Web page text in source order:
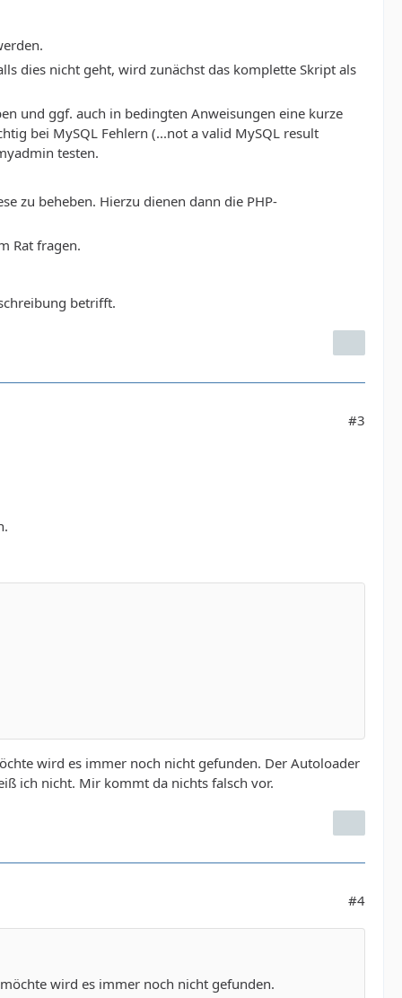
dies nicht geht, wird zunächst das komplette Skript als
und ggf. auch in bedingten Anweisungen eine kurze
bei MySQL Fehlern (...not a valid MySQL result
testen.
zu beheben. Hierzu dienen dann die PHP-
Rat fragen.
betrifft.
#3
wird es immer noch nicht gefunden. Der Autoloader
ich nicht. Mir kommt da nichts falsch vor.
#4
wird es immer noch nicht gefunden.